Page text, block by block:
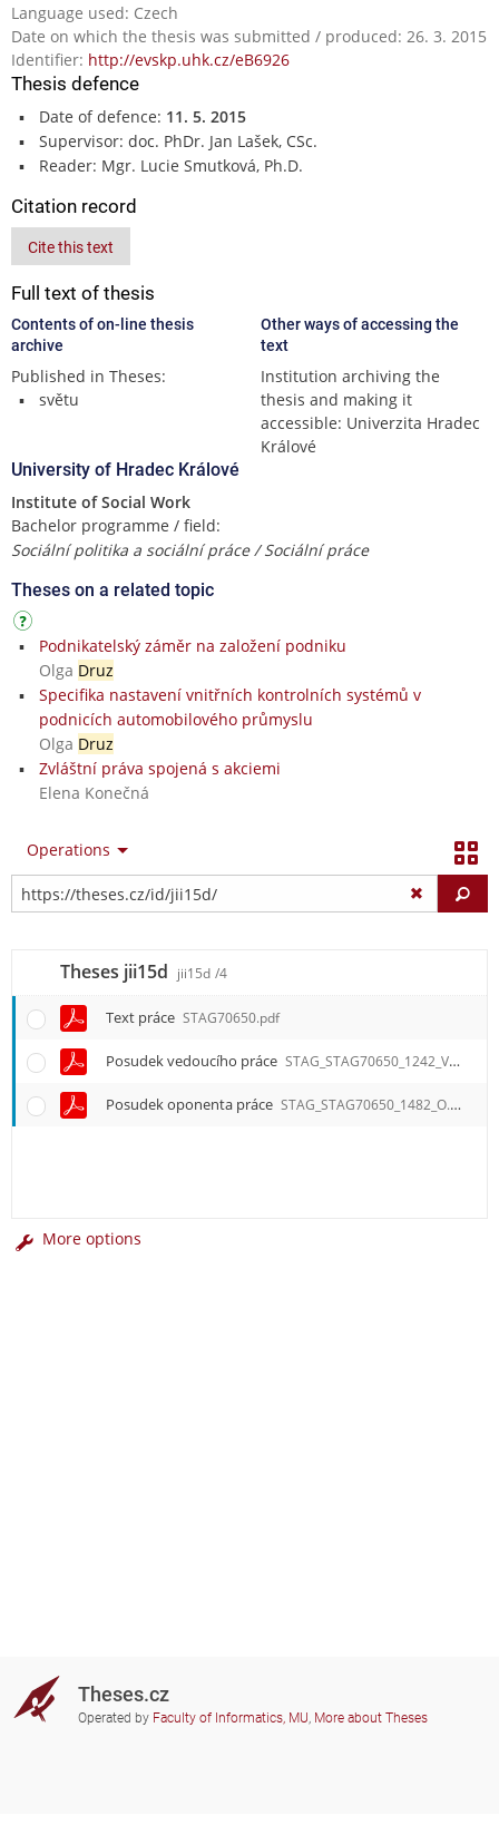
Language used: Czech
Date on which the thesis was submitted / produced: 26. 3. 2015
Identifier: http://evskp.uhk.cz/eB6926
Thesis defence
Date of defence: 11. 5. 2015
Supervisor: doc. PhDr. Jan Lašek, CSc.
Reader: Mgr. Lucie Smutková, Ph.D.
Citation record
Cite this text
Full text of thesis
Contents of on-line thesis
archive
Published in Theses:
světu
Other ways of accessing the
text
Institution archiving the
thesis and making it
accessible: Univerzita Hradec
Králové
University of Hradec Králové
Institute of Social Work
Bachelor programme / field:
Sociální politika a sociální práce / Sociální práce
Theses on a related topic
Podnikatelský záměr na založení podniku
Olga Druz
Specifika nastavení vnitřních kontrolních systémů v
podnicích automobilového průmyslu
Olga Druz
Zvláštní práva spojená s akciemi
Elena Konečná
Operations
Theses jii15d jii15d /4
Text práce STAG70650.pdf
Posudek vedoucího práce STAG_STAG70650_1242_V.pdf
Posudek oponenta práce STAG_STAG70650_1482_O.pdf
More options
Theses.cz
Operated by Faculty of Informatics, MU, More about Theses